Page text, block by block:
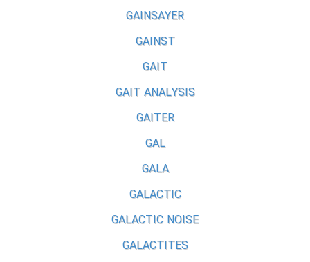
GAINSAYER
GAINST
GAIT
GAIT ANALYSIS
GAITER
GAL
GALA
GALACTIC
GALACTIC NOISE
GALACTITES